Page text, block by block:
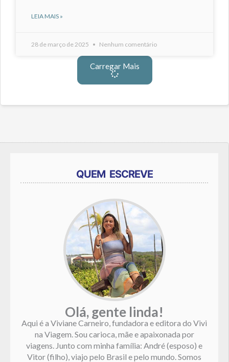
LEIA MAIS »
28 de março de 2025 Nenhum comentário
Carregar Mais
QUEM ESCREVE
Olá, gente linda!
Aqui é a Viviane Carneiro, fundadora e editora do Vivi
na Viagem. Sou carioca, mãe e apaixonada por
viagens. Junto com minha família: André (esposo) e
Vitor (filho), viajo pelo Brasil e pelo mundo. Somos